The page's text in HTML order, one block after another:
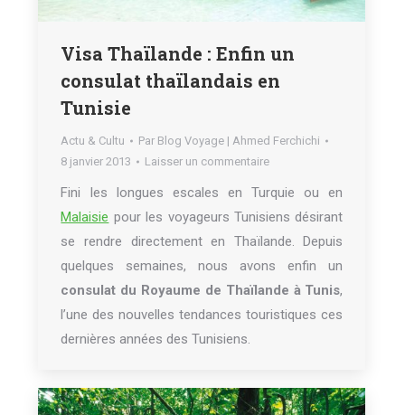
Visa Thaïlande : Enfin un
consulat thaïlandais en
Tunisie
Actu & Cultu Par Blog Voyage | Ahmed Ferchichi
8 janvier 2013
Laisser un commentaire
Fini les longues escales en Turquie ou en
Malaisie pour les voyageurs Tunisiens désirant
se rendre directement en Thaïlande. Depuis
quelques semaines, nous avons enfin un
consulat du Royaume de Thaïlande à Tunis,
l’une des nouvelles tendances touristiques ces
dernières années des Tunisiens.